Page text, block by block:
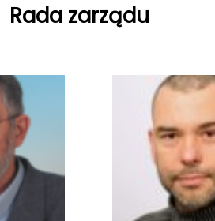
Rada zarządu